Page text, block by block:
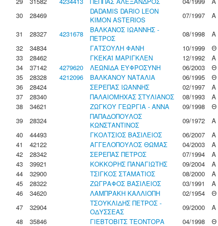
30
28469
DADAMIS DARIO LEON
KIMON ASTERIOS
07/1997
Α
31
28327 4231678
ΒΑΛΚΑΝΟΣ ΙΩΑΝΝΗΣ -
ΠΕΤΡΟΣ
08/1998
Α
32
34834 ΓΑΤΣΟΥΛΗ ΦΑΝΗ 10/1999
Θ
33
28462 ΓΚΕΚΑΪ ΜΑΡΙΓΚΛΕΝ 12/1992
Α
34
37142 4279620 ΛΕΩΝΙΔΑ ΕΥΦΡΟΣΥΝΗ 06/2003
Θ
35
28328 4212096 ΒΑΛΚΑΝΟΥ ΝΑΤΑΛΙΑ 06/1995
Θ
36
28424 ΣΕΡΕΠΑΣ ΙΩΑΝΝΗΣ 02/1997
Α
37
28340 ΠΑΛΑΙΟΜΗΧΑΣ ΣΤΥΛΙΑΝΟΣ 08/1993
Α
38
34621 ΖΩΓΚΟΥ ΓΕΩΡΓΙΑ - ΑΝΝΑ 09/1998
Θ
39
28324
ΠΑΠΑΔΟΠΟΥΛΟΣ
ΚΩΝΣΤΑΝΤΙΝΟΣ
09/1972
Α
40
44493 ΓΚΟΛΤΣΙΟΣ ΒΑΣΙΛΕΙΟΣ 06/2007
Α
41
42122 ΑΓΓΕΛΟΠΟΥΛΟΣ ΘΩΜΑΣ 04/2003
Α
42
28342 ΣΕΡΕΠΑΣ ΠΕΤΡΟΣ 07/1994
Α
43
39921 ΚΟΚΚΟΡΗΣ ΠΑΝΑΓΙΩΤΗΣ 09/2004
Α
44
32900 ΤΣΙΓΚΟΣ ΣΤΑΜΑΤΙΟΣ 08/2000
Α
45
28322 ΖΩΓΡΑΦΟΣ ΒΑΣΙΛΕΙΟΣ 03/1991
Α
46
34620 ΛΑΜΠΡΑΚΗ ΚΑΛΛΙΟΠΗ 02/1954
Θ
47
32904
ΤΣΟΥΚΛΙΔΗΣ ΠΕΤΡΟΣ -
ΟΔΥΣΣΕΑΣ
09/2000
Α
48
35846 ΓΙΕΒΤΟΒΙΤΣ ΤΕΟΝΤΟΡΑ 04/1998
Θ